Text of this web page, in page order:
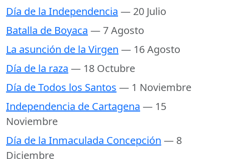
Día de la Independencia — 20 Julio
Batalla de Boyaca — 7 Agosto
La asunción de la Virgen — 16 Agosto
Día de la raza — 18 Octubre
Día de Todos los Santos — 1 Noviembre
Independencia de Cartagena — 15
Noviembre
Día de la Inmaculada Concepción — 8
Diciembre